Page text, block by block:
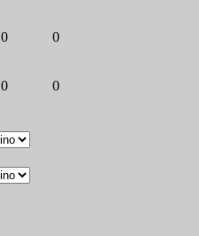
0 0
0 0